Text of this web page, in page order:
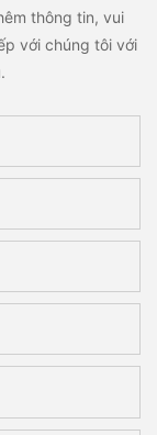
thông tin, vui
với chúng tôi với